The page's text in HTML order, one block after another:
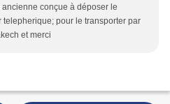
conçue à déposer le
pour le transporter par
et merci